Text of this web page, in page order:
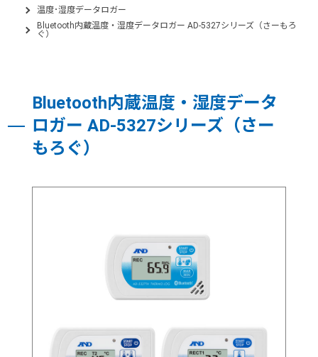
温度･湿度データロガー
Bluetooth内蔵温度・湿度データロガー AD-5327シリーズ（さーもろ
ぐ）
Bluetooth内蔵温度・湿度データ
ロガー AD-5327シリーズ（さー
もろぐ）